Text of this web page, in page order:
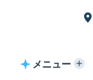
メニュー